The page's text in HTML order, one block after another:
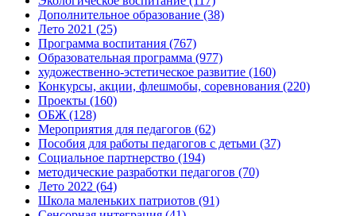
Дополнительное образование (38)
Лето 2021 (25)
Программа воспитания (767)
Образовательная программа (977)
художественно-эстетическое развитие (160)
Конкурсы, акции, флешмобы, соревнования (220)
Проекты (160)
ОБЖ (128)
Мероприятия для педагогов (62)
Пособия для работы педагогов с детьми (37)
Социальное партнерство (194)
методические разработки педагогов (70)
Лето 2022 (64)
Школа маленьких патриотов (91)